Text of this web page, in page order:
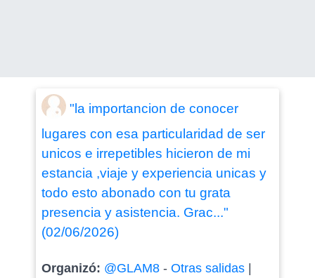
"la importancion de conocer
lugares con esa particularidad de ser
unicos e irrepetibles hicieron de mi
estancia ,viaje y experiencia unicas y
todo esto abonado con tu grata
presencia y asistencia. Grac..."
(02/06/2026)
Organizó: @GLAM8- Otras salidas|